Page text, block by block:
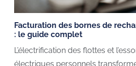
Facturation des bornes de
: le guide complet
L’électrification des flottes et
électriques personnels